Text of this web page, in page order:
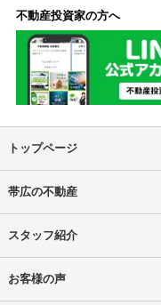
不動産投資家の方へ
トップページ
帯広の不動産
スタッフ紹介
お客様の声